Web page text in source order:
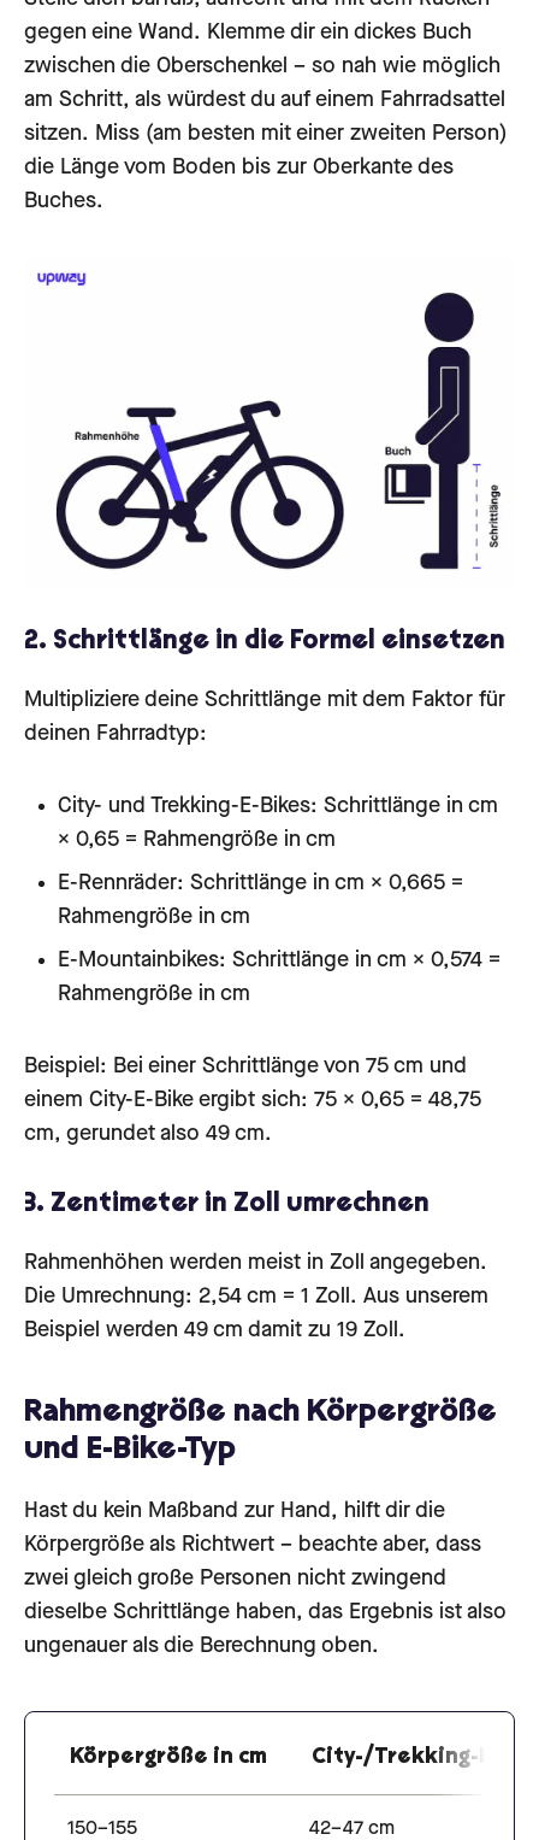
gegen eine Wand. Klemme dir ein dickes Buch
zwischen die Oberschenkel – so nah wie möglich
am Schritt, als würdest du auf einem Fahrradsattel
sitzen. Miss (am besten mit einer zweiten Person)
die Länge vom Boden bis zur Oberkante des
Buches.
2. Schrittlänge in die Formel einsetzen
Multipliziere deine Schrittlänge mit dem Faktor für
deinen Fahrradtyp:
City- und Trekking-E-Bikes: Schrittlänge in cm
× 0,65 = Rahmengröße in cm
E-Rennräder: Schrittlänge in cm × 0,665 =
Rahmengröße in cm
E-Mountainbikes: Schrittlänge in cm × 0,574 =
Rahmengröße in cm
Beispiel: Bei einer Schrittlänge von 75 cm und
einem City-E-Bike ergibt sich: 75 × 0,65 = 48,75
cm, gerundet also 49 cm.
3. Zentimeter in Zoll umrechnen
Rahmenhöhen werden meist in Zoll angegeben.
Die Umrechnung: 2,54 cm = 1 Zoll. Aus unserem
Beispiel werden 49 cm damit zu 19 Zoll.
Rahmengröße nach Körpergröße
und E-Bike-Typ
Hast du kein Maßband zur Hand, hilft dir die
Körpergröße als Richtwert – beachte aber, dass
zwei gleich große Personen nicht zwingend
dieselbe Schrittlänge haben, das Ergebnis ist also
ungenauer als die Berechnung oben.
Körpergröße in cm City-/Trekking-E-
150–155 42–47 cm